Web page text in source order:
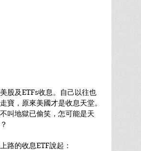
股及ETFs收息。自己以往也
寶，原來美國才是收息天堂。
叫地獄已偷笑，怎可能是天
路的收息ETF說起：